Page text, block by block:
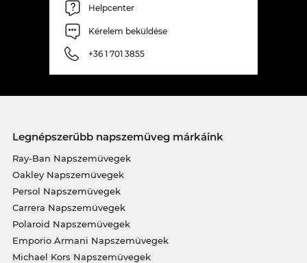
Helpcenter
Kérelem beküldése
+36 1 701 3855
Legnépszerűbb napszemüveg márkáink
Ray-Ban Napszemüvegek
Oakley Napszemüvegek
Persol Napszemüvegek
Carrera Napszemüvegek
Polaroid Napszemüvegek
Emporio Armani Napszemüvegek
Michael Kors Napszemüvegek